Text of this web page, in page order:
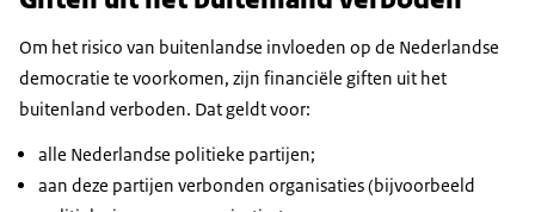
Om het risico van buitenlandse invloeden op de Nederlandse
democratie te voorkomen, zijn financiële giften uit het
buitenland verboden. Dat geldt voor:
alle Nederlandse politieke partijen;
aan deze partijen verbonden organisaties (bijvoorbeeld